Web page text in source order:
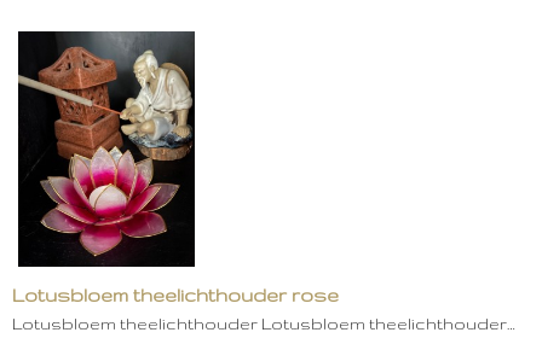
Lotusbloem theelichthouder rose
Lotusbloem theelichthouder Lotusbloem theelichthouder…